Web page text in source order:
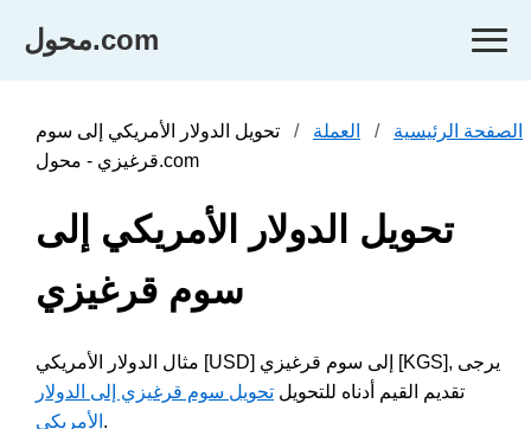
محول.com
الصفحة الرئيسية العملة
تحويل الدولار الأمريكي إلى سوم
قرغيزي - محول.com
تحويل الدولار الأمريكي إلى
سوم قرغيزي
مثال الدولار الأمريكي [USD] إلى سوم قرغيزي [KGS], يرجى
تقديم القيم أدناه للتحويل تحويل سوم قرغيزي إلى الدولار
الأمريكي .